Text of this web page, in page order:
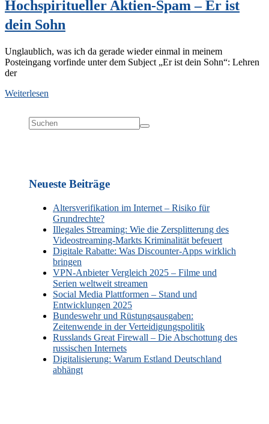
Hochspiritueller Aktien-Spam – Er ist
dein Sohn
Unglaublich, was ich da gerade wieder einmal in meinem
Posteingang vorfinde unter dem Subject „Er ist dein Sohn“: Lehren
der
Weiterlesen
Neueste Beiträge
Altersverifikation im Internet – Risiko für
Grundrechte?
Illegales Streaming: Wie die Zersplitterung des
Videostreaming-Markts Kriminalität befeuert
Digitale Rabatte: Was Discounter-Apps wirklich
bringen
VPN-Anbieter Vergleich 2025 – Filme und
Serien weltweit streamen
Social Media Plattformen – Stand und
Entwicklungen 2025
Bundeswehr und Rüstungsausgaben:
Zeitenwende in der Verteidigungspolitik
Russlands Great Firewall – Die Abschottung des
russischen Internets
Digitalisierung: Warum Estland Deutschland
abhängt